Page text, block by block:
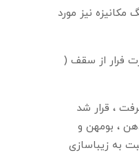
نیز مورد
فرار از سقف (
، قرار شد
، بومهن و
به زیباسازی